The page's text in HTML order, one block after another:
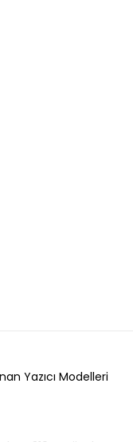
Yazıcı Modelleri